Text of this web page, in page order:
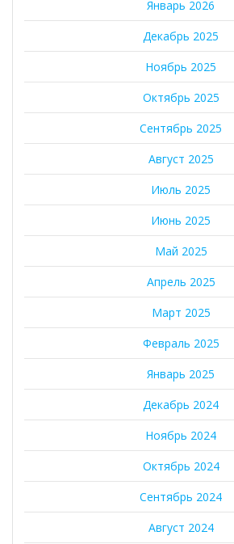
Январь 2026
Декабрь 2025
Ноябрь 2025
Октябрь 2025
Сентябрь 2025
Август 2025
Июль 2025
Июнь 2025
Май 2025
Апрель 2025
Март 2025
Февраль 2025
Январь 2025
Декабрь 2024
Ноябрь 2024
Октябрь 2024
Сентябрь 2024
Август 2024